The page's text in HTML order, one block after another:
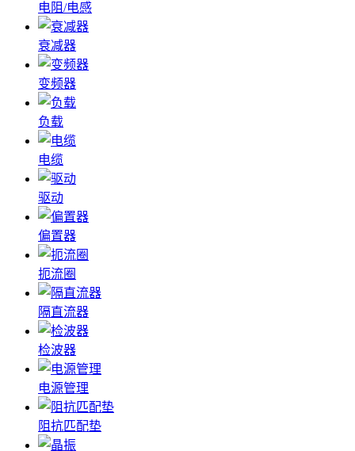
电阻/电感
衰减器
变频器
负载
电缆
驱动
偏置器
扼流圈
隔直流器
检波器
电源管理
阻抗匹配垫